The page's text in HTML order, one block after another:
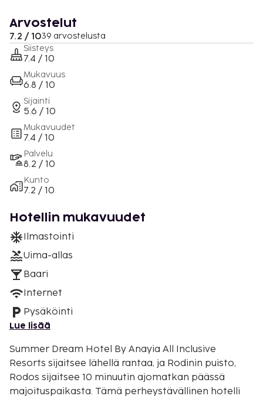
Arvostelut
7.2 / 1039 arvostelusta
Siisteys
7.4 / 10
Mukavuus
6.8 / 10
Sijainti
5.6 / 10
Mukavuudet
7.4 / 10
Palvelu
8.2 / 10
Kunto
7.2 / 10
Hotellin mukavuudet
Ilmastointi
Uima-allas
Baari
Internet
Pysäköinti
Lue lisää
Summer Dream Hotel By Anayia All Inclusive
Resorts sijaitsee lähellä rantaa, ja Rodinin puisto,
Rodos sijaitsee 10 minuutin ajomatkan päässä
majoituspaikasta. Tämä perheystävällinen hotelli